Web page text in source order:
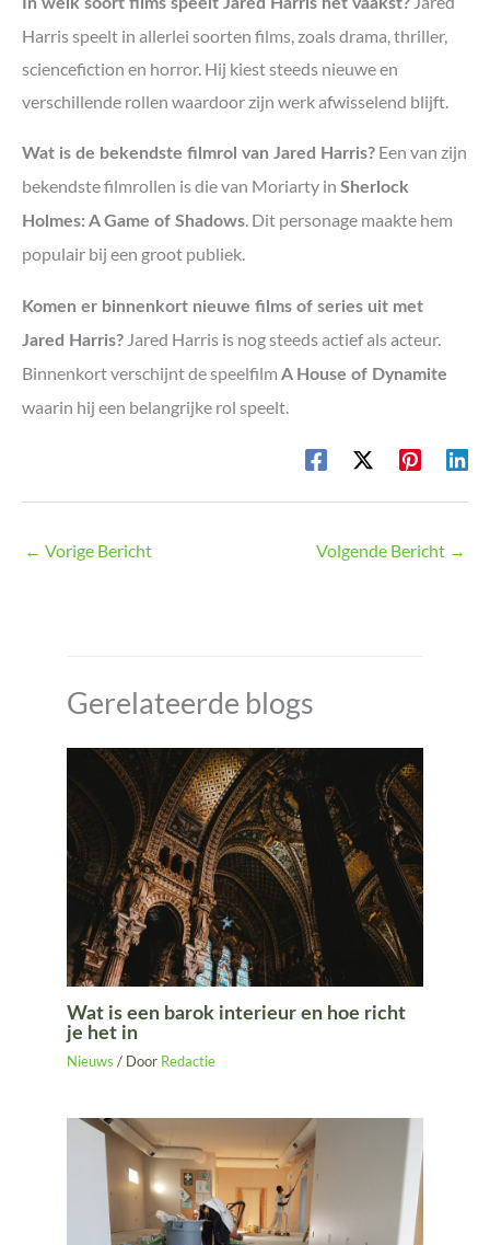
Harris speelt in allerlei soorten films, zoals drama, thriller,
sciencefiction en horror. Hij kiest steeds nieuwe en
verschillende rollen waardoor zijn werk afwisselend blijft.
Wat is de bekendste filmrol van Jared Harris? Een van zijn
bekendste filmrollen is die van Moriarty in Sherlock
Holmes: A Game of Shadows. Dit personage maakte hem
populair bij een groot publiek.
Komen er binnenkort nieuwe films of series uit met
Jared Harris? Jared Harris is nog steeds actief als acteur.
Binnenkort verschijnt de speelfilm A House of Dynamite
waarin hij een belangrijke rol speelt.
← Vorige Bericht Volgende Bericht →
Gerelateerde blogs
Wat is een barok interieur en hoe richt
je het in
Nieuws / Door Redactie